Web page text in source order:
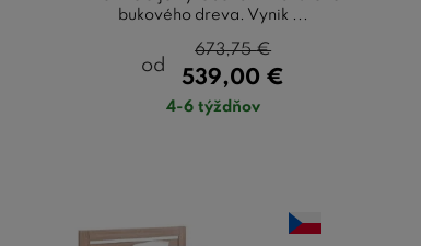
bukového dreva. Vynik ...
od
539,00 €
673,75€
4-6 týždňov